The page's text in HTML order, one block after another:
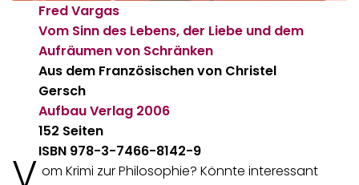
Fred Vargas
Vom Sinn des Lebens, der Liebe und dem
Aufräumen von Schränken
Aus dem Französischen von Christel
Gersch
Aufbau Verlag 2006
152 Seiten
ISBN 978-3-7466-8142-9
om Krimi zur Philosophie? Könnte interessant